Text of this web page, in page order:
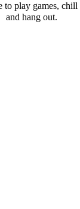
to play games,
and hang out.